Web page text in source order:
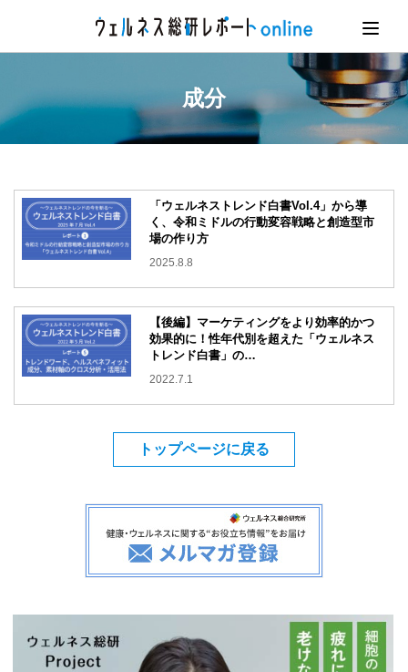
成分
「ウェルネストレンド白書Vol.4」から導
く、令和ミドルの行動変容戦略と創造型市
場の作り方
2025.8.8
【後編】マーケティングをより効率的かつ
効果的に！性年代別を超えた「ウェルネス
トレンド白書」の…
2022.7.1
トップページに戻る